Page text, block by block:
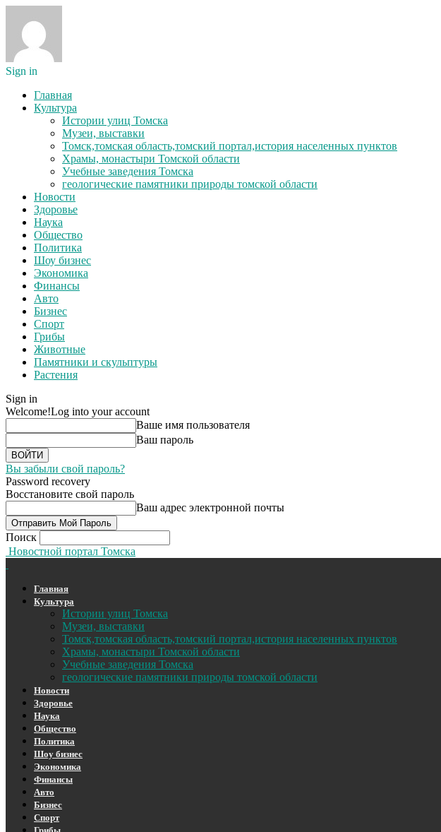
Sign in
Главная
Культура
Истории улиц Томска
Музеи, выставки
Томск,томская область,томский портал,история населенных пунктов
Храмы, монастыри Томской области
Учебные заведения Томска
геологические памятники природы томской области
Новости
Здоровье
Наука
Общество
Политика
Шоу бизнес
Экономика
Финансы
Авто
Бизнес
Спорт
Грибы
Животные
Памятники и скульптуры
Растения
Sign in
Welcome!Log into your account
Ваше имя пользователя
Ваш пароль
Вы забыли свой пароль?
Password recovery
Восстановите свой пароль
Ваш адрес электронной почты
Поиск
Новостной портал Томска
Главная
Культура
Истории улиц Томска
Музеи, выставки
Томск,томская область,томский портал,история населенных пунктов
Храмы, монастыри Томской области
Учебные заведения Томска
геологические памятники природы томской области
Новости
Здоровье
Наука
Общество
Политика
Шоу бизнес
Экономика
Финансы
Авто
Бизнес
Спорт